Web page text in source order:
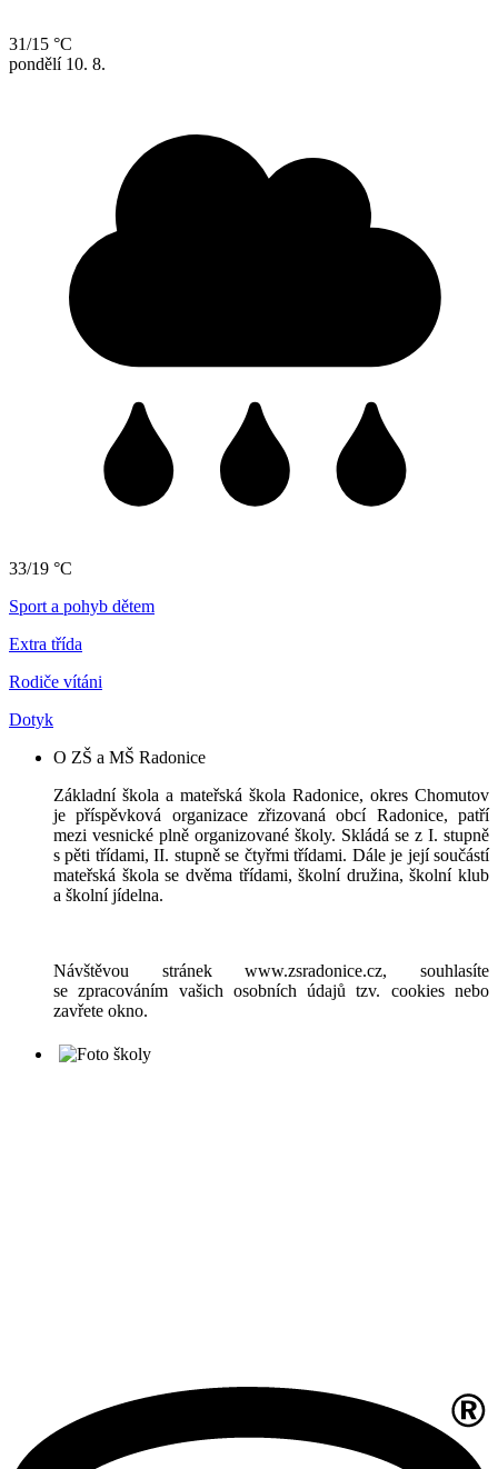
31/15 °C
pondělí 10. 8.
33/19 °C
Sport a pohyb dětem
Extra třída
Rodiče vítáni
Dotyk
O ZŠ a MŠ Radonice
Základní škola a mateřská škola Radonice, okres Chomutov
je příspěvková organizace zřizovaná obcí Radonice, patří
mezi vesnické plně organizované školy. Skládá se z I. stupně
s pěti třídami, II. stupně se čtyřmi třídami. Dále je její součástí
mateřská škola se dvěma třídami, školní družina, školní klub
a školní jídelna.
Návštěvou stránek www.zsradonice.cz, souhlasíte
se zpracováním vašich osobních údajů tzv. cookies nebo
zavřete okno.